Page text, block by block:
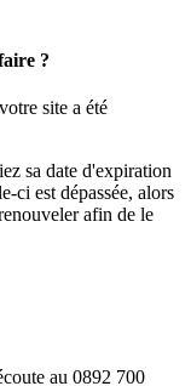
?
site a été
sa date d'expiration
ci est dépassée, alors
afin de le
au 0892 700